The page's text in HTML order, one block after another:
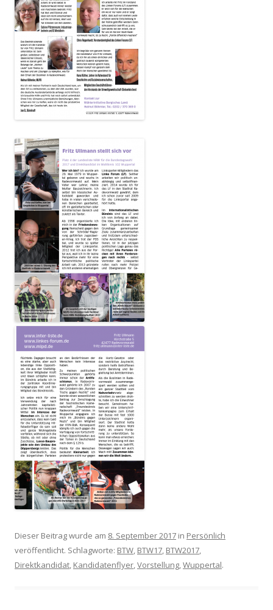
Dieser Beitrag wurde am 8. September 2017 in Persönlich
veröffentlicht. Schlagworte: BTW, BTW17, BTW2017,
Direktkandidat, Kandidatenflyer,Vorstellung,Wuppertal.